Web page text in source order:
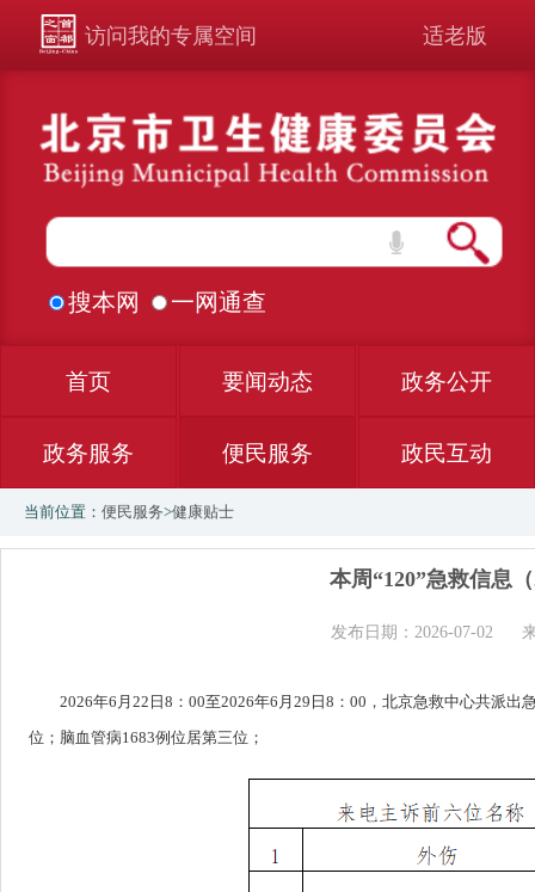
访问我的专属空间 适老版
搜本网 一网通查
首页 要闻动态 政务公开
政务服务 便民服务 政民互动
当前位置： 便民服务>健康贴士
本周“120”急救信息
发布日期：2026-07-02
2026年6月22日8：00至2026年6月29日8：00，北京急救中心共派
位；脑血管病1683例位居第三位；